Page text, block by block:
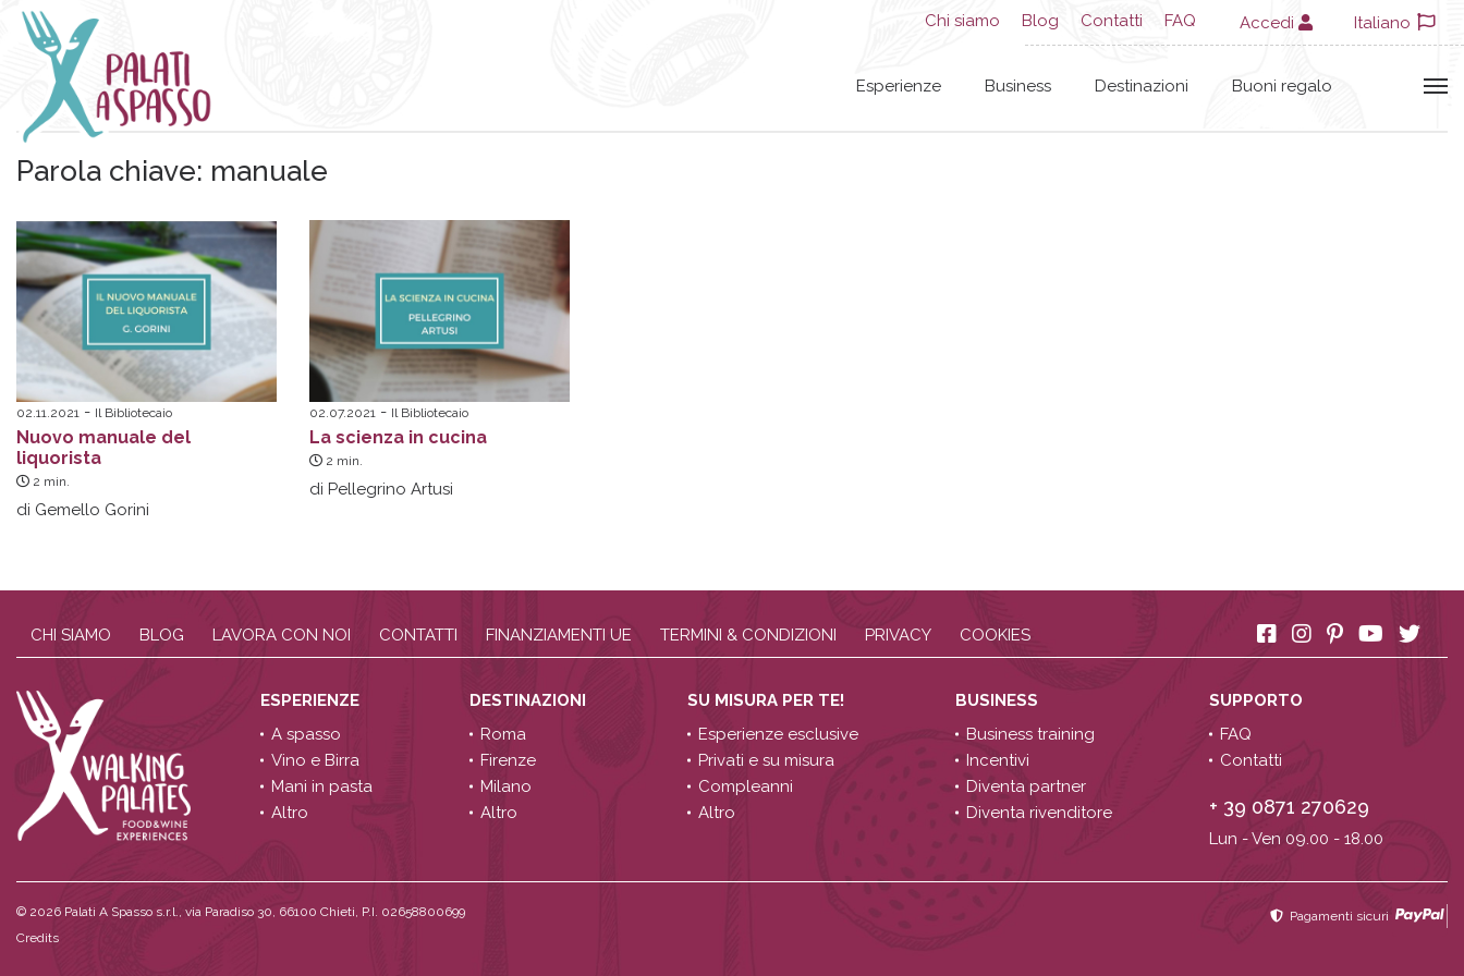
Chi siamo Blog Contatti FAQ Accedi Italiano
Esperienze Business Destinazioni Buoni regalo
Parola chiave: manuale
02.11.2021 Il Bibliotecaio
Nuovo manuale del
liquorista
2 min.
di Gemello Gorini
02.07.2021 Il Bibliotecaio
La scienza in cucina
2 min.
di Pellegrino Artusi
CHI SIAMO BLOG LAVORA CON NOI CONTATTI FINANZIAMENTI UE TERMINI & CONDIZIONI PRIVACY COOKIES
ESPERIENZE
A spasso
Vino e Birra
Mani in pasta
Altro
DESTINAZIONI
Roma
Firenze
Milano
Altro
SU MISURA PER TE!
Esperienze esclusive
Privati e su misura
Compleanni
Altro
BUSINESS
Business training
Incentivi
Diventa partner
Diventa rivenditore
SUPPORTO
FAQ
Contatti
+ 39 0871 270629
Lun - Ven 09.00 - 18.00
© 2026 Palati A Spasso s.r.l., via Paradiso 30, 66100 Chieti, P.I. 02658800699
Credits
Pagamenti sicuri